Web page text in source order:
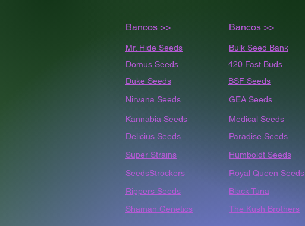
Bancos >> Bancos >>
Mr. Hide Seeds
Domus Seeds
Duke Seeds
Nirvana Seeds
Kannabia Seeds
Delicius Seeds
Super Strains
SeedsStrockers
Rippers Seeds
Shaman Genetics
Bulk Seed Bank
420 Fast Buds
BSF Seeds
GEA Seeds
Medical Seeds
Paradise Seeds
Humboldt Seeds
Royal Queen Seeds
Black Tuna
The Kush Brothers